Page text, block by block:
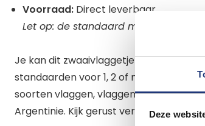
Deze
Voorraad: Direct leverbaar
Let op: de standaard moet je bij
Je kan dit zwaaivlaggetje ook goed
standaarden voor 1, 2 of meer
soorten vlaggen, vlaggenlijnen,
Argentinie. Kijk gerust verder in onze